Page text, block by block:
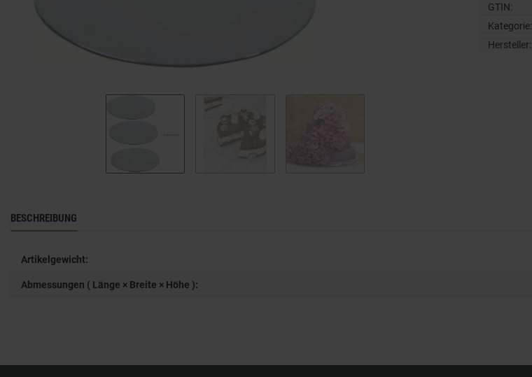
GTIN:
Kategorie:
Hersteller:
BESCHREIBUNG
Artikelgewicht:
Abmessungen ( Länge × Breite × Höhe ):